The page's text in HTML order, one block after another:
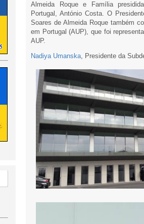
Almeida Roque e Família
Portugal, António Costa. O
Soares de Almeida Roque também
em Portugal (AUP), que foi
AUP.
Nadiya Umanska, Presidente da